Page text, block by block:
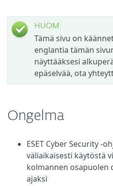
HUOM:
Tämä sivu on
englantia tämän
näyttääksesi
epäselvää, ota
Ongelma
ESET Cyber Security -
väliaikaisesti käytöstä
kolmannen osapuolen
ajaksi